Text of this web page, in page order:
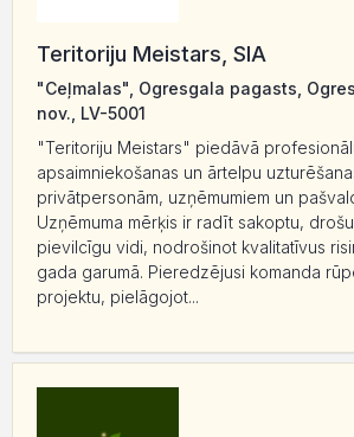
Teritoriju Meistars, SIA
"Ceļmalas", Ogresgala pagasts, Ogres
nov., LV-5001
"Teritoriju Meistars" piedāvā
apsaimniekošanas un ārtelpu
privātpersonām, uzņēmumiem un
Uzņēmuma mērķis ir radīt sakoptu,
pievilcīgu vidi, nodrošinot kvalitatīvus
gada garumā. Pieredzējusi komanda
projektu, pielāgojot...